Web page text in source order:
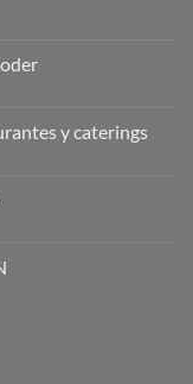
y caterings